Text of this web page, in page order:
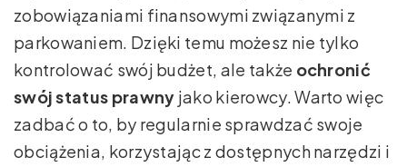
zobowiązaniami finansowymi związanymi z
parkowaniem. Dzięki temu możesz nie tylko
kontrolować swój budżet, ale także ochronić
swój status prawny jako kierowcy. Warto więc
zadbać o to, by regularnie sprawdzać swoje
obciążenia, korzystając z dostępnych narzędzi i